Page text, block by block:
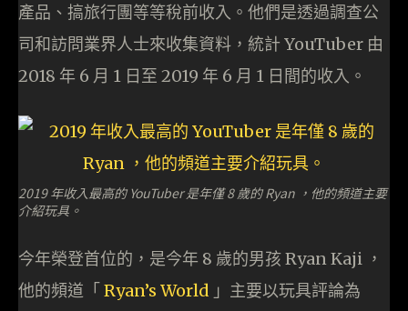
產品、搞旅行團等等稅前收入。他們是透過調查公
司和訪問業界人士來收集資料，統計 YouTuber 由
2018 年 6 月 1 日至 2019 年 6 月 1 日間的收入。
2019 年收入最高的 YouTuber 是年僅 8 歲的 Ryan ，他的頻道主要
介紹玩具。
今年榮登首位的，是今年 8 歲的男孩 Ryan Kaji ，
他的頻道「 Ryan’s World 」主要以玩具評論為